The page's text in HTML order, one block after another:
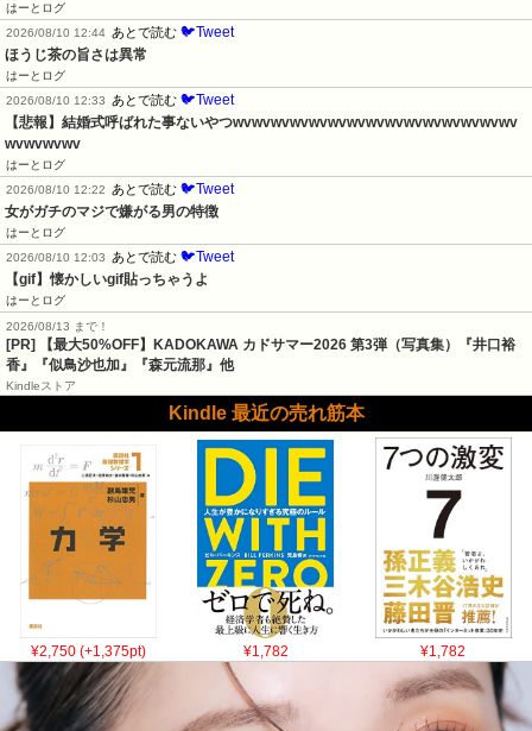
はーとログ
2026/08/10 12:44 あとで読む 🐦Tweet
ほうじ茶の旨さは異常
はーとログ
2026/08/10 12:33
あとで読む 🐦Tweet
【悲報】結婚式呼ばれた事ないやつwvwvwvwvwvwvwvwvwvwvwvwvwvwvwv
wvwvwvwv
はーとログ
2026/08/10 12:22
あとで読む 🐦Tweet
女がガチのマジで嫌がる男の特徴
はーとログ
2026/08/10 12:03
あとで読む 🐦Tweet
【gif】懐かしいgif貼っちゃうよ
はーとログ
2026/08/13 まで！
[PR]
【最大50%OFF】KADOKAWA カドサマー2026 第3弾（写真集）『井口裕
香』『似鳥沙也加』『森元流那』他
Kindleストア
Kindle 最近の売れ筋本
¥2,750 (+1,375pt) ¥1,782 ¥1,782